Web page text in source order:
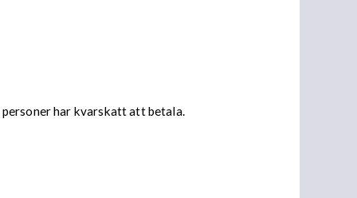
har kvarskatt att betala.